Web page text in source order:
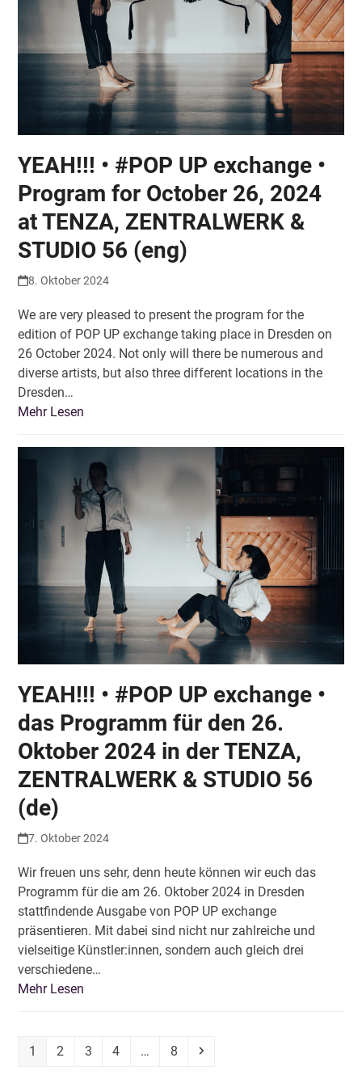
YEAH!!! • #POP UP exchange •
Program for October 26, 2024
at TENZA, ZENTRALWERK &
STUDIO 56 (eng)
8. Oktober 2024
We are very pleased to present the program for the
edition of POP UP exchange taking place in Dresden on
26 October 2024. Not only will there be numerous and
diverse artists, but also three different locations in the
Dresden…
Mehr Lesen
YEAH!!! • #POP UP exchange •
das Programm für den 26.
Oktober 2024 in der TENZA,
ZENTRALWERK & STUDIO 56
(de)
7. Oktober 2024
Wir freuen uns sehr, denn heute können wir euch das
Programm für die am 26. Oktober 2024 in Dresden
stattfindende Ausgabe von POP UP exchange
präsentieren. Mit dabei sind nicht nur zahlreiche und
vielseitige Künstler:innen, sondern auch gleich drei
verschiedene…
Mehr Lesen
Seite
1 Seite
2 Seite
3 Seite
4 … Seite
8 Vorwärts